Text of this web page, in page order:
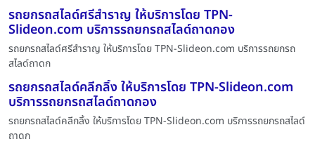
รถยกรถสไลด์ศรีสำราญ ให้บริการโดย TPN-
Slideon.com บริการรถยกรถสไลด์ถาดกอง
รถยกรถสไลด์ศรีสำราญ ให้บริการโดย TPN-Slideon.com บริการรถยกรถ
สไลด์ถาดก
รถยกรถสไลด์คลีกลิ้ง ให้บริการโดย TPN-Slideon.com
บริการรถยกรถสไลด์ถาดกอง
รถยกรถสไลด์คลีกลิ้ง ให้บริการโดย TPN-Slideon.com บริการรถยกรถสไลด์
ถาดก